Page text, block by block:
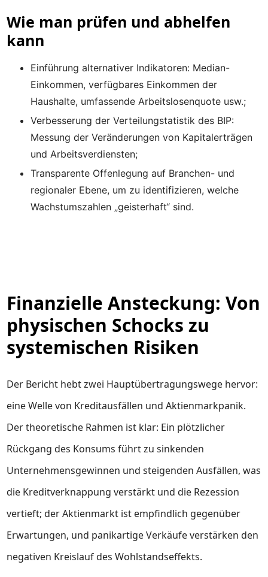
Wie man prüfen und abhelfen
kann
Einführung alternativer Indikatoren: Median-
Einkommen, verfügbares Einkommen der
Haushalte, umfassende Arbeitslosenquote usw.;
Verbesserung der Verteilungstatistik des BIP:
Messung der Veränderungen von Kapitalerträgen
und Arbeitsverdiensten;
Transparente Offenlegung auf Branchen- und
regionaler Ebene, um zu identifizieren, welche
Wachstumszahlen „geisterhaft“ sind.
Finanzielle Ansteckung: Von
physischen Schocks zu
systemischen Risiken
Der Bericht hebt zwei Hauptübertragungswege hervor:
eine Welle von Kreditausfällen und Aktienmarkpanik.
Der theoretische Rahmen ist klar: Ein plötzlicher
Rückgang des Konsums führt zu sinkenden
Unternehmensgewinnen und steigenden Ausfällen, was
die Kreditverknappung verstärkt und die Rezession
vertieft; der Aktienmarkt ist empfindlich gegenüber
Erwartungen, und panikartige Verkäufe verstärken den
negativen Kreislauf des Wohlstandseffekts.